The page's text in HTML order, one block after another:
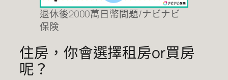
退休後2000萬日幣問題/ナビナビ
保険
住房，你會選擇租房or買房
呢？